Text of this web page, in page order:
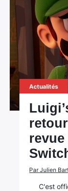
Actualités
Par Julien
C'est